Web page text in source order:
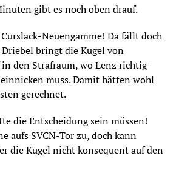
gibt es noch oben drauf.
Neuengamme! Da fällt doch
bringt die Kugel von
in den Strafraum, wo Lenz richtig
muss. Damit hätten wohl
gerechnet.
die Entscheidung sein müssen!
aufs SVCN-Tor zu, doch kann
die Kugel nicht konsequent auf den